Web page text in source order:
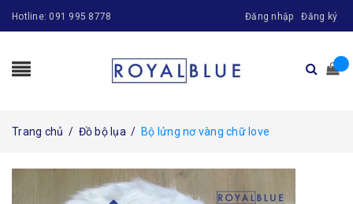
Hotline: 091 995 8778 Đăng nhập Đăng ký
Trang chủ / Đồ bộ lụa / Bộ lửng nơ vàng chữ love